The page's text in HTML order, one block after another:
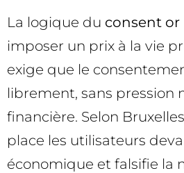
La logique du consent or
imposer un prix à la vie
exige que le
librement, sans pression
financière. Selon
place les utilisateurs
économique et falsifie la